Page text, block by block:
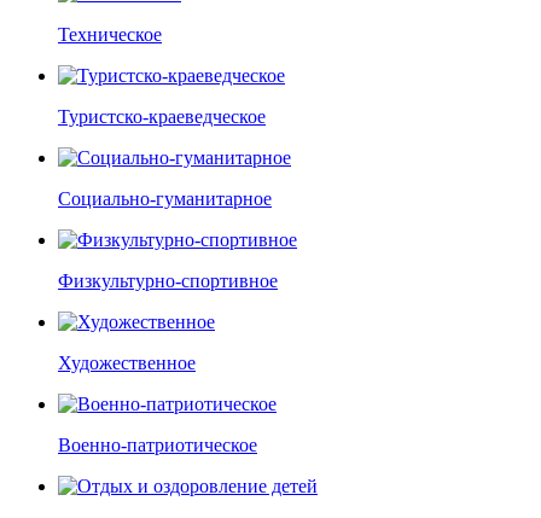
Техническое
Туристско-краеведческое
Социально-гуманитарное
Физкультурно-спортивное
Художественное
Военно-патриотическое